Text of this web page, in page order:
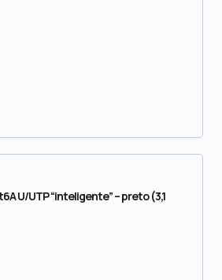
U/UTP “inteligente” – preto (3,1